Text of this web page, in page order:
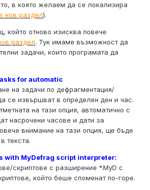
в която желаем да се локализира
нов раздел).
който отново изисква повече
раздел. Тук имаме възможност да
задачи, които програмата да
for automatic
на задачи по дефрагментация/
се извършват в определен ден и час.
на тази опция, автоматично с
насрочени часове и дати за
внимание на тази опция, ще бъде
текста.
with MyDefrag script interpreter:
скриптове с разширение *.MyD с
който беше споменат по-горе.